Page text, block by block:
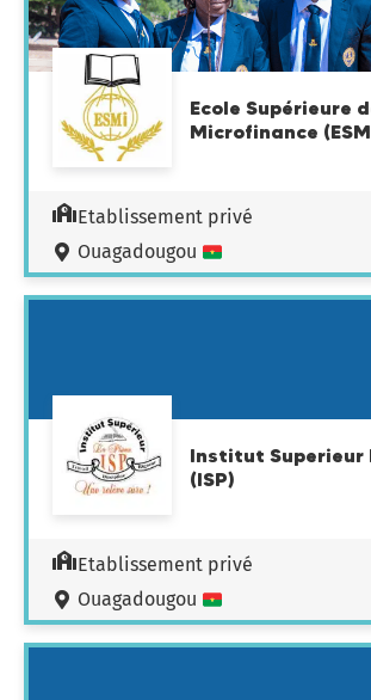
Ecole Supérieure
Microfinance
Etablissement privé
Ouagadougou
Institut Superieur
(ISP)
Etablissement privé
Ouagadougou